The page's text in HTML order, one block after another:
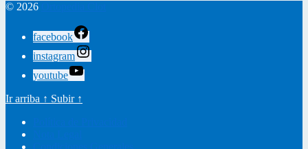
© 2026
facebook
instagram
youtube
Ir arriba ↑ Subir ↑